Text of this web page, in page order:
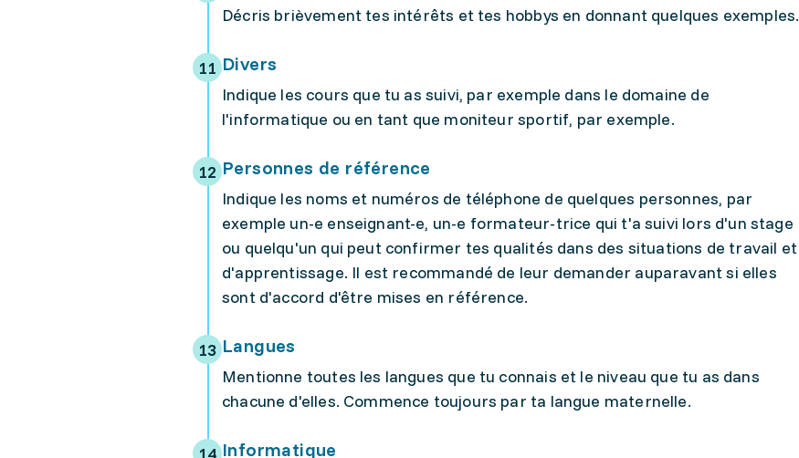
Décris brièvement tes intérêts et tes hobbys en donnant quelques exemples.
Divers
Indique les cours que tu as suivi, par exemple dans le domaine de
l'informatique ou en tant que moniteur sportif, par exemple.
Personnes de référence
Indique les noms et numéros de téléphone de quelques personnes, par
exemple un-e enseignant-e, un-e formateur-trice qui t'a suivi lors d'un stage
ou quelqu'un qui peut confirmer tes qualités dans des situations de travail et
d'apprentissage. Il est recommandé de leur demander auparavant si elles
sont d'accord d'être mises en référence.
Langues
Mentionne toutes les langues que tu connais et le niveau que tu as dans
chacune d'elles. Commence toujours par ta langue maternelle.
Informatique